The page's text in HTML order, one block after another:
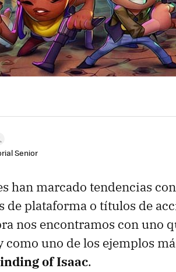
Senior
han marcado tendencias
de plataforma o títulos de
nos encontramos con uno
como uno de los ejemplos
of Isaac.